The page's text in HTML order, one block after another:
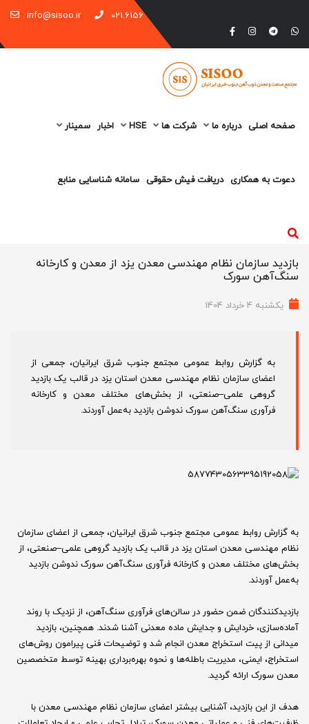
info@sisoo.ir 021.6156
صفحه اصلی درباره ما شرکت ها HSE اخبار سمینار
دعوت به همکاری دریافت فیش حقوقی سامانه شناسایی منابع
بازدید سازمان نظام مهندسی معدن یزد از معدن و کارخانه
سنگ‌آهن سورک
یکشنبه 4 خرداد 1404
به گزارش روابط عمومی مجتمع جنوب شرق ایرانیان، جمعی از
اعضای سازمان نظام مهندسی معدن استان یزد در قالب یک بازدید
گروهی علمی–صنعتی، از بخش‌های مختلف معدن و کارخانه
فرآوری سنگ‌آهن سورک ندوشن بازدید به‌عمل آوردند.
به گزارش روابط عمومی مجتمع جنوب شرق ایرانیان، جمعی از اعضای سازمان
نظام مهندسی معدن استان یزد در قالب یک بازدید گروهی علمی–صنعتی، از
بخش‌های مختلف معدن و کارخانه فرآوری سنگ‌آهن سورک ندوشن بازدید
به‌عمل آوردند.
بازدیدکنندگان ضمن حضور در سالن‌های فرآوری سنگ‌آهن، از نزدیک با روند
آماده‌سازی، خردایش و جدایش ماده معدنی آشنا شدند. همچنین، بازدید
میدانی از پیت استخراج معدن انجام شد و توضیحات فنی پیرامون روش‌های
استخراج، ایمنی، مدیریت باطله‌ها و نحوه بهره‌برداری بهینه توسط متخصصین
معدن سورک ارائه گردید.
هدف از این بازدید، آشنایی بیشتر اعضای سازمان نظام مهندسی معدن با